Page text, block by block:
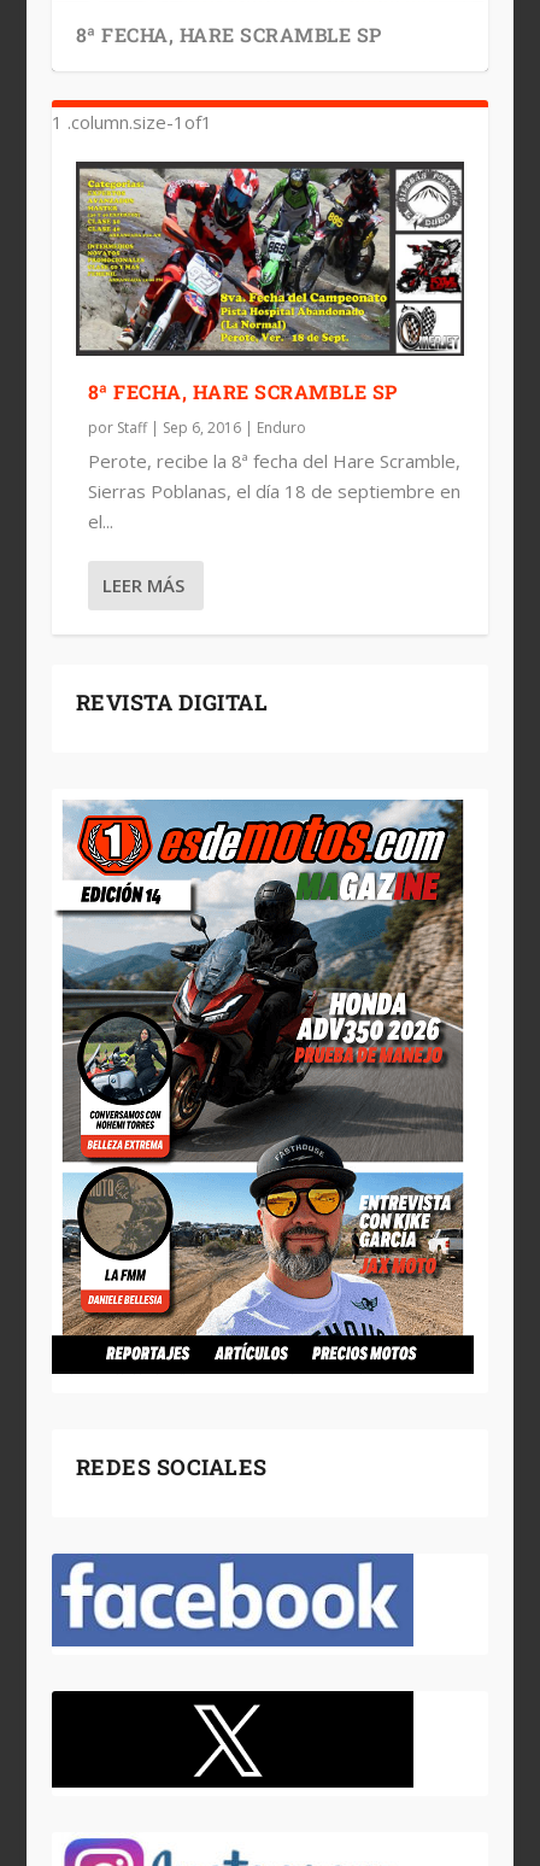
8ª FECHA, HARE SCRAMBLE SP
8ª FECHA, HARE SCRAMBLE SP
por Staff| Sep 6, 2016| Enduro
Perote, recibe la 8ª fecha del Hare Scramble,
Sierras Poblanas, el día 18 de septiembre en
el...
LEER MÁS
REVISTA DIGITAL
REDES SOCIALES